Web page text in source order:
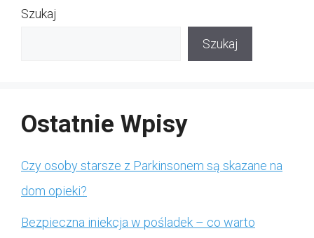
Szukaj
Szukaj
Ostatnie Wpisy
Czy osoby starsze z Parkinsonem są skazane na
dom opieki?
Bezpieczna iniekcja w pośladek – co warto